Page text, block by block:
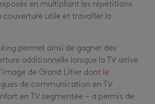
en multipliant les répétitions
couverture utile et travailler la
permet ainsi de gagner des
additionnelle lorsque la TV arrive
de Grand Litier dont le
de communication en TV
en TV segmentée – a permis de